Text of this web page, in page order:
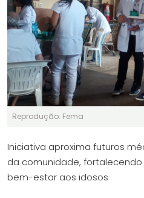
Reprodução: Fema
Iniciativa aproxima futuros
da comunidade,
bem-estar aos idosos